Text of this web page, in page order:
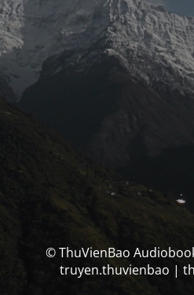
© ThuVienBao
truyen.thuvienbao |